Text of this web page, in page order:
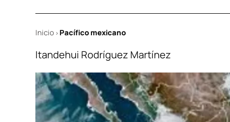
Inicio > Pacífico mexicano
Itandehui Rodríguez Martínez